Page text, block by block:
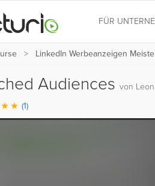
FÜR
LinkedIn Werbeanzeigen
Audiences von
(1)